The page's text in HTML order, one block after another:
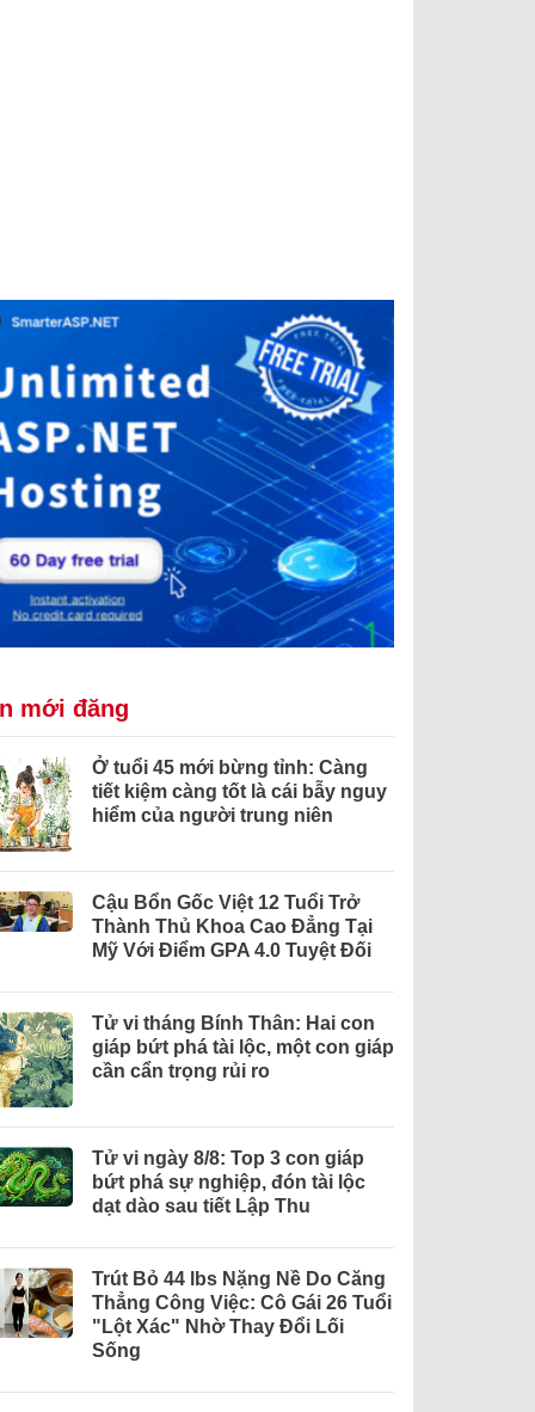
mới đăng
Ở tuổi 45 mới bừng tỉnh: Càng
tiết kiệm càng tốt là cái bẫy nguy
hiểm của người trung niên
Cậu Bổn Gốc Việt 12 Tuổi Trở
Thành Thủ Khoa Cao Đẳng Tại
Mỹ Với Điểm GPA 4.0 Tuyệt Đối
Tử vi tháng Bính Thân: Hai con
giáp bứt phá tài lộc, một con giáp
cần cẩn trọng rủi ro
Tử vi ngày 8/8: Top 3 con giáp
bứt phá sự nghiệp, đón tài lộc
dạt dào sau tiết Lập Thu
Trút Bỏ 44 lbs Nặng Nề Do Căng
Thẳng Công Việc: Cô Gái 26 Tuổi
"Lột Xác" Nhờ Thay Đổi Lối
Sống